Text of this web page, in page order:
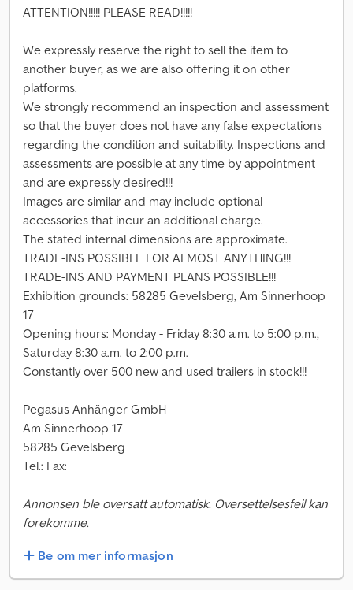
ATTENTION!!!!! PLEASE READ!!!!!
We expressly reserve the right to sell the item to
another buyer, as we are also offering it on other
platforms.
We strongly recommend an inspection and assessment
so that the buyer does not have any false expectations
regarding the condition and suitability. Inspections and
assessments are possible at any time by appointment
and are expressly desired!!!
Images are similar and may include optional
accessories that incur an additional charge.
The stated internal dimensions are approximate.
TRADE-INS POSSIBLE FOR ALMOST ANYTHING!!!
TRADE-INS AND PAYMENT PLANS POSSIBLE!!!
Exhibition grounds: 58285 Gevelsberg, Am Sinnerhoop
17
Opening hours: Monday - Friday 8:30 a.m. to 5:00 p.m.,
Saturday 8:30 a.m. to 2:00 p.m.
Constantly over 500 new and used trailers in stock!!!
Pegasus Anhänger GmbH
Am Sinnerhoop 17
58285 Gevelsberg
Tel.: Fax:
Annonsen ble oversatt automatisk. Oversettelsesfeil kan
forekomme.
Be om mer informasjon